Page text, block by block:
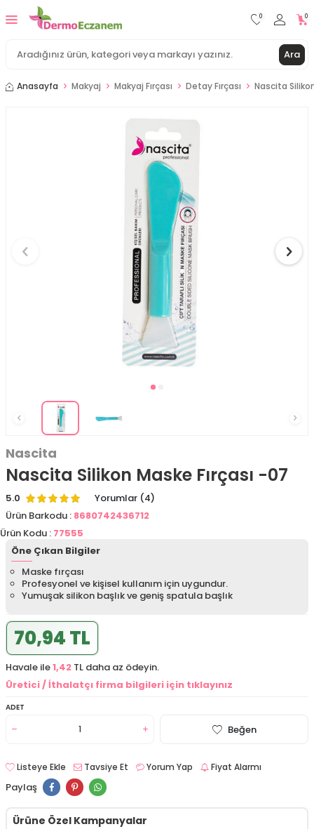
Ara
0 0
Anasayfa Makyaj Makyaj Fırçası Detay Fırçası Nascita
Nascita
Nascita Silikon Maske Fırçası -07
5.0
Yorumlar (4)
Ürün Barkodu : 8680742436712
Ürün Kodu : 77555
Öne Çıkan Bilgiler
Maske fırçası
Profesyonel ve kişisel kullanım için uygundur.
Yumuşak silikon başlık ve geniş spatula başlık
70,94 TL
Havale ile1,42 TL daha az ödeyin.
Üretici / İthalatçı firma bilgileri için tıklayınız
ADET
Beğen
Listeye Ekle Tavsiye Et Yorum Yap Fiyat Alarmı
Paylaş
Ürüne Özel Kampanyalar